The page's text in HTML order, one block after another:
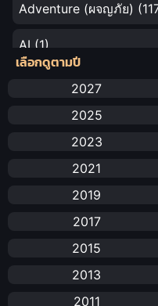
Adventure (ผจญภัย)
AI (1)
Amazon Prime
Anal (ประตูหลัง)
Animation การ์ตูน
Animation อนิเมะ
Animation แอนิเมชั่น
เลือกดูตามปี
2027
2025
2023
2021
2019
2017
2015
2013
2011